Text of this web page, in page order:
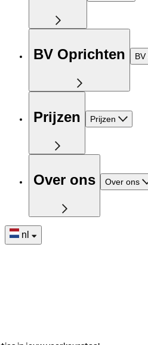
BV Oprichten
Prijzen Prijzen
Over ons Over ons
nl